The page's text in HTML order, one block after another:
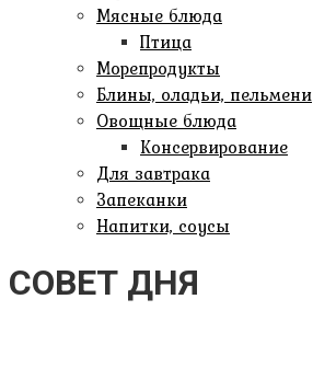
Мясные блюда
Птица
Морепродукты
Блины, оладьи, пельмени
Овощные блюда
Консервирование
Для завтрака
Запеканки
Напитки, соусы
СОВЕТ ДНЯ